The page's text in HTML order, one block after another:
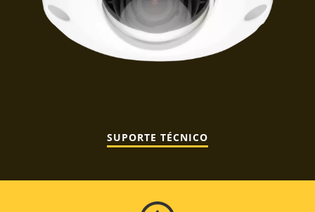
SUPORTE TÉCNICO